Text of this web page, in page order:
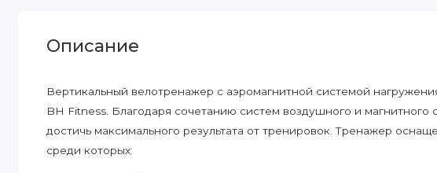
Описание
Вертикальный велотренажер с аэромагнитной системой
BH Fitness. Благодаря сочетанию систем воздушного и магнитного
достичь максимального результата от тренировок. Тренажер
среди которых: